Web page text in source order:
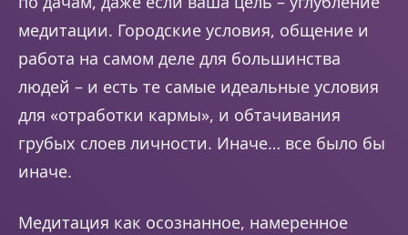
медитации. Городские условия, общение и
работа на самом деле для большинства
людей – и есть те самые идеальные условия
для «отработки кармы», и обтачивания
грубых слоев личности. Иначе… все было бы
иначе.
Медитация как осознанное, намеренное